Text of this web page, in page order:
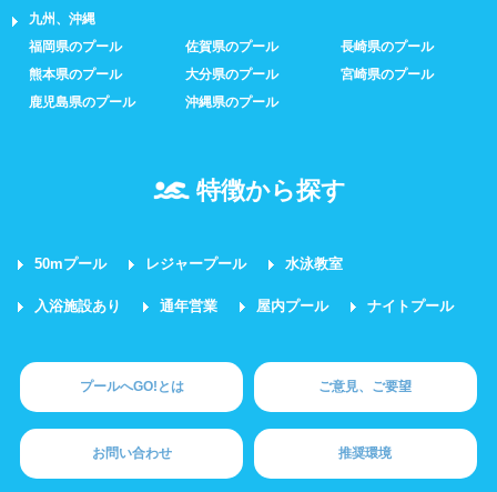
九州、沖縄
福岡県のプール
佐賀県のプール
長崎県のプール
熊本県のプール
大分県のプール
宮崎県のプール
鹿児島県のプール
沖縄県のプール
特徴から探す
50mプール レジャープール 水泳教室
入浴施設あり 通年営業 屋内プール ナイトプール
プールへGO!とは ご意見、ご要望
お問い合わせ 推奨環境